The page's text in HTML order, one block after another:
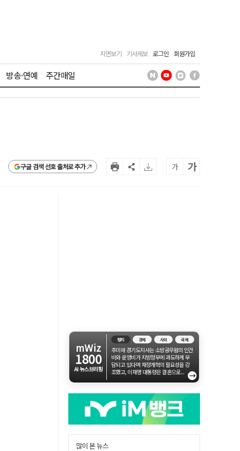
지면보기 기사제보 로그인 회원가입
방송·연예 주간매일
구글 검색 선호 출처로 추가 가 가
mWiz
1800
AI 뉴스브리핑
정치 경제 사회 국제
추미애 경기도지사는 소방공무원의 인건
비와 운영비가 지방정부에 과도하게 부
담되고 있다며 재정개혁의 필요성을 강
조했고, 이재명 대통령은 결혼으로...
→
많이 본 뉴스